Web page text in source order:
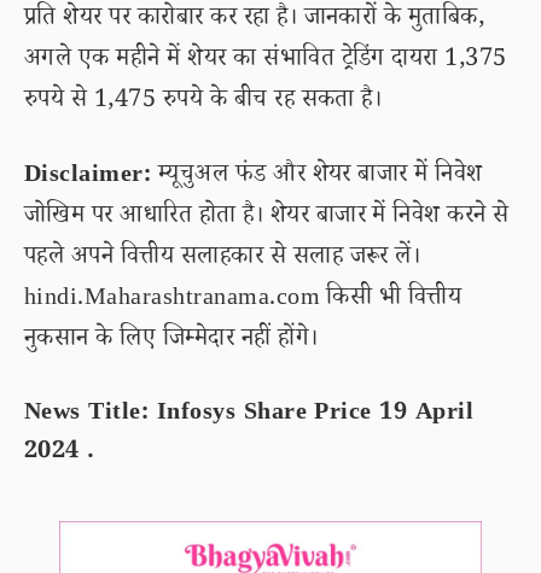
प्रति शेयर पर कारोबार कर रहा है। जानकारों के मुताबिक,
अगले एक महीने में शेयर का संभावित ट्रेडिंग दायरा 1,375
रुपये से 1,475 रुपये के बीच रह सकता है।
Disclaimer:म्यूचुअल फंड और शेयर बाजार में निवेश
जोखिम पर आधारित होता है। शेयर बाजार में निवेश करने से
पहले अपने वित्तीय सलाहकार से सलाह जरूर लें।
hindi.Maharashtranama.com किसी भी वित्तीय
नुकसान के लिए जिम्मेदार नहीं होंगे।
News Title: Infosys Share Price 19 April
2024 .